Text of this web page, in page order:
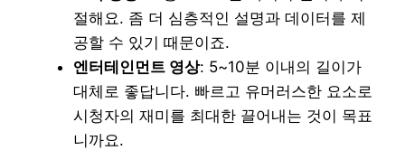
절해요. 좀 더 심층적인 설명과 데이터를 제
공할 수 있기 때문이죠.
엔터테인먼트 영상: 5~10분 이내의 길이가
대체로 좋답니다. 빠르고 유머러스한 요소로
시청자의 재미를 최대한 끌어내는 것이 목표
니까요.